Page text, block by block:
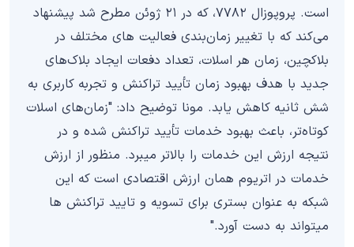
است. پروپوزال ۷۷۸۲، که در ۲۱ ژوئن مطرح شد پیشنهاد
می‌کند که با تغییر زمان‌بندی فعالیت های مختلف در
بلاکچین، زمان هر اسلات، تعداد دفعات ایجاد بلاک‌های
جدید با هدف بهبود زمان تأیید تراکنش و تجربه کاربری به
شش ثانیه کاهش یابد. مونا توضیح داد: "زمان‌های اسلات
کوتاه‌تر، باعث بهبود خدمات تأیید تراکنش شده و در
نتیجه ارزش این خدمات را بالاتر میبرد. منظور از ارزش
خدمات در اتریوم همان ارزش اقتصادی است که این
شبکه به عنوان بستری برای تسویه و تایید تراکنش ها
میتواند به دست آورد."